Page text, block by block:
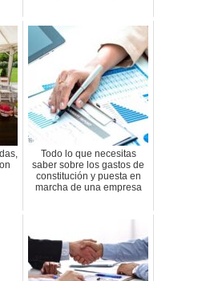
Todo lo que necesitas
saber sobre los gastos de
constitución y puesta en
marcha de una empresa